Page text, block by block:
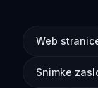
Web
Snimke